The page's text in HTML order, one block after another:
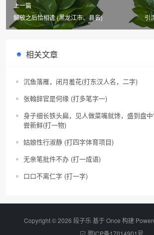
上一篇
解放之后恰相逢 (黑龙江市、县名)
引
相关文章
沉鱼落雁，闭月羞花(打东汉人名，二字)
张翰辞官是何缘 (打多笔字一)
身子细长铁头扁，见人做菜嘴就馋，盛到盘
尝新鲜(打一物)
姑娘性行淑静 (打四字体育项目)
无亲笔批件不办 (打一成语)
口口不离仁字 (打一字)
Copyright © 2026 段子乐 基于 Once 构建
鄂ICP备17014901号